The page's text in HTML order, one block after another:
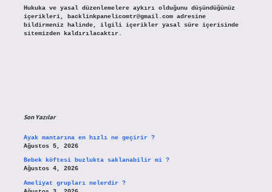
Hukuka ve yasal düzenlemelere aykırı olduğunu düşündüğünüz
içerikleri,
backlinkpanelicomtr@gmail.comadresine
bildirmeniz halinde, ilgili içerikler yasal süre içerisinde
sitemizden kaldırılacaktır.
Son Yazılar
Ayak mantarına en hızlı ne geçirir ?
Ağustos 5, 2026
Bebek köftesi buzlukta saklanabilir mi ?
Ağustos 4, 2026
Ameliyat grupları nelerdir ?